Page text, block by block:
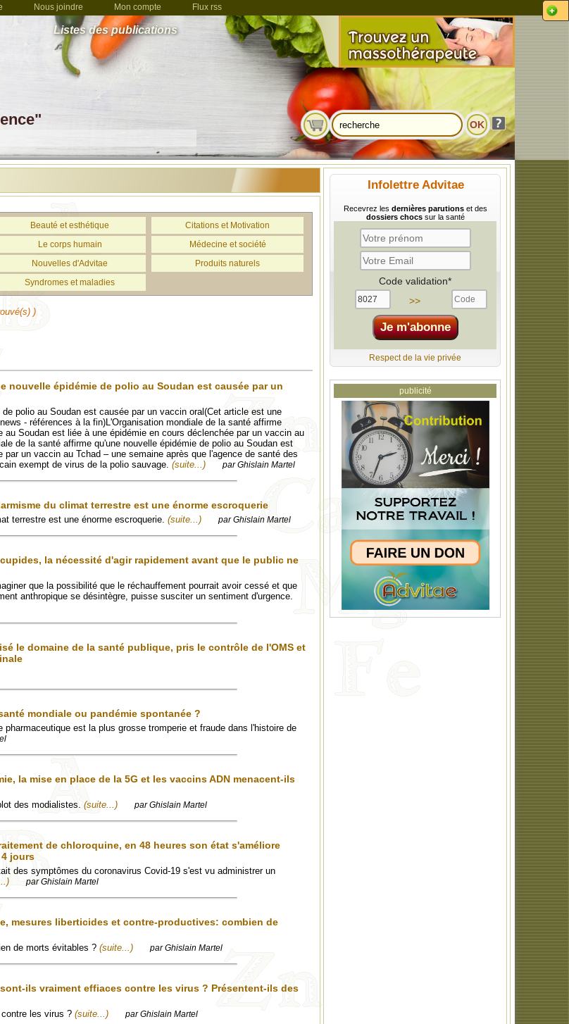
Nous joindre Mon compte Flux rss
Listes des publications
Infolettre Advitae
Recevrez les dernières parutionset des
dossiers chocssur la santé
Code validation*
>>
Respect de la vie privée
publicité
Beauté et esthétique
Citations et Motivation
Le corps humain
Médecine et société
Nouvelles d'Advitae
Produits naturels
Syndromes et maladies
)
nouvelle épidémie de polio au Soudan est causée par un
de polio au Soudan est causée par un vaccin oral(Cet article est une
- références à la fin)L'Organisation mondiale de la santé affirme
au Soudan est liée à une épidémie en cours déclenchée par un vaccin au
de la santé affirme qu'une nouvelle épidémie de polio au Soudan est
par un vaccin au Tchad – une semaine après que l'agence de santé des
exempt de virus de la polio sauvage. (suite...) par Ghislain Martel
du climat terrestre est une énorme escroquerie
terrestre est une énorme escroquerie. (suite...) par Ghislain Martel
la nécessité d'agir rapidement avant que le public ne
que la possibilité que le réchauffement pourrait avoir cessé et que
anthropique se désintègre, puisse susciter un sentiment d'urgence.
le domaine de la santé publique, pris le contrôle de l'OMS et
mondiale ou pandémie spontanée ?
pharmaceutique est la plus grosse tromperie et fraude dans l'histoire de
la mise en place de la 5G et les vaccins ADN menacent-ils
des modialistes. (suite...) par Ghislain Martel
de chloroquine, en 48 heures son état s'améliore
jours
des symptômes du coronavirus Covid-19 s'est vu administrer un
par Ghislain Martel
mesures liberticides et contre-productives: combien de
de morts évitables ? (suite...) par Ghislain Martel
ils vraiment effiaces contre les virus ? Présentent-ils des
les virus ? (suite...) par Ghislain Martel